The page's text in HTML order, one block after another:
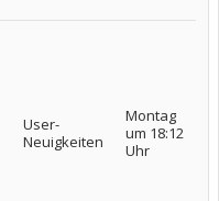
User-
Neuigkeiten
Montag
um 18:12
Uhr